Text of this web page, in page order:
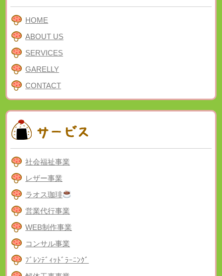
HOME
ABOUT US
SERVICES
GARELLY
CONTACT
社会福祉事業
レザー事業
ラオス珈琲
営業代行事業
WEB制作事業
コンサル事業
ﾌﾞﾚﾝﾃﾞｨｯﾄﾞﾗｰﾆﾝｸﾞ